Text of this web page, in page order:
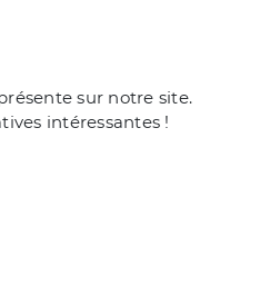
sur notre site.
intéressantes !